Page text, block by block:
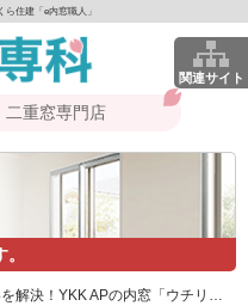
関連サイト
住建「e内窓職人」
二重窓専門店
窓「ウチリモ」で実現した掃き出し窓リフォーム～千葉県佐倉市 Ｉ様～